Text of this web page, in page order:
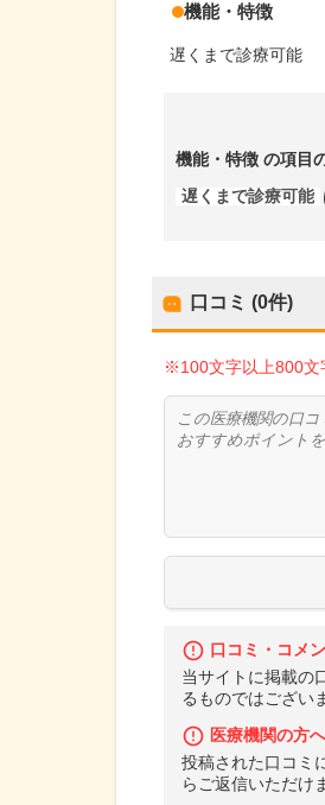
機能・特徴
遅くまで診療可能
機能・特徴 の項目
遅くまで診療可能
口コミ (0件)
※100文字以上800文
口コミ・コメ
当サイトに掲載の
るものではござい
医療機関の方へ
投稿された口コミ
らご返信いただけ